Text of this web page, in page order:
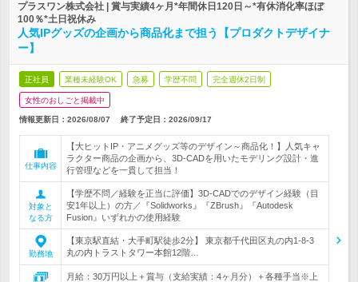
プラスワン株式会社 | 賞与実績4ヶ月*年間休日120日～*有休消化率ほぼ
100％*土日祝休み
人気IPグッズの企画から商品化まで担う【プロダクトデザイナ
ー】
正社員 業種未経験OK 急募 学歴不問 完全週休2日制
女性のおしごと掲載中
情報更新日：2026/08/07 終了予定日： 2026/09/17
仕事内容
【大ヒットIP・アニメグッズ等のデザイン～商品化！】人気キャ
ラクター商品の企画から、3D-CADを用いたモデリング設計・進
行管理などを一貫して担当！
対象と
なる方
【学歴不問／経験を正当に評価】3D-CADでのデザイン経験（目
安1年以上）の方／『Solidworks』『ZBrush』『Autodesk
Fusion』いずれかの使用経験
勤務地
【東京駅直結・大手町駅徒歩2分】 東京都千代田区丸の内1-8-3
丸の内トラストタワー本館12階…
月給：30万円以上＋賞与（支給実績：4ヶ月分）＋各種手当※上